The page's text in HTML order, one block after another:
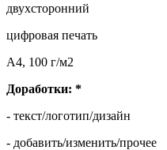
двухсторонний
цифровая печать
А4, 100 г/м2
Доработки: *
- текст/логотип/дизайн
- добавить/изменить/прочее